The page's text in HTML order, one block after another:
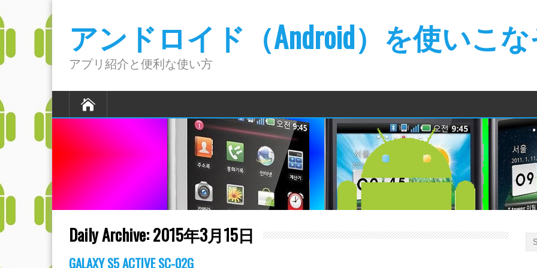
アンドロイド（Android）を使いこ
アプリ紹介と便利な使い方
Daily Archive:2015年3月15日
GALAXY S5 ACTIVE SC-02G